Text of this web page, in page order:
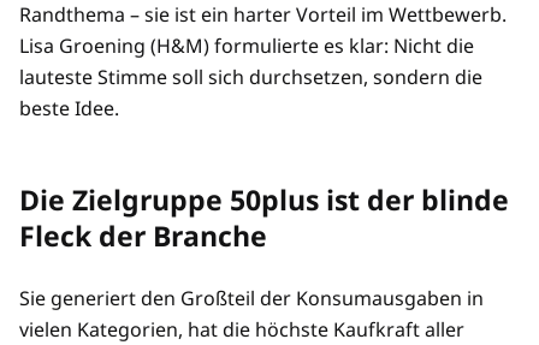
Randthema – sie ist ein harter Vorteil im Wettbewerb.
Lisa Groening (H&M) formulierte es klar: Nicht die
lauteste Stimme soll sich durchsetzen, sondern die
beste Idee.
Die Zielgruppe 50plus ist der blinde
Fleck der Branche
Sie generiert den Großteil der Konsumausgaben in
vielen Kategorien, hat die höchste Kaufkraft aller